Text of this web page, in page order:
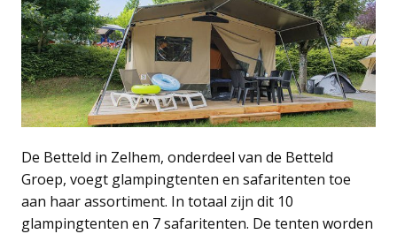
De Betteld in Zelhem, onderdeel van de Betteld
Groep, voegt glampingtenten en safaritenten toe
aan haar assortiment. In totaal zijn dit 10
glampingtenten en 7 safaritenten. De tenten worden